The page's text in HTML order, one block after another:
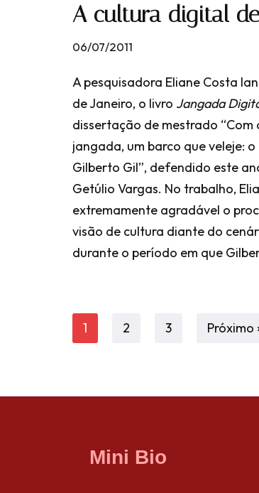
A cultura digital
06/07/2011
A pesquisadora Eliane Costa
de Janeiro, o livro Jangada
dissertação de mestrado
jangada, um barco que veleje:
Gilberto Gil”, defendido este
Getúlio Vargas. No trabalho,
extremamente agradável o
visão de cultura diante do
durante o período em que
1 2 3 Próximo
Mini Bio